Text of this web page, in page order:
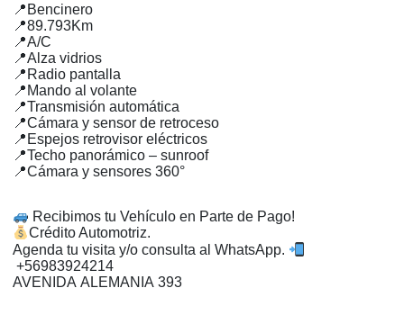
📍Bencinero
📍89.793Km
📍A/C
📍Alza vidrios
📍Radio pantalla
📍Mando al volante
📍Transmisión automática
📍Cámara y sensor de retroceso
📍Espejos retrovisor eléctricos
📍Techo panorámico – sunroof
📍Cámara y sensores 360°
Recibimos tu Vehículo en Parte de Pago!
Crédito Automotriz.
Agenda tu visita y/o consulta al WhatsApp.
+56983924214
AVENIDA ALEMANIA 393